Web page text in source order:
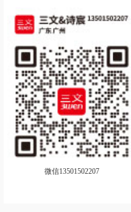
微信13501502207